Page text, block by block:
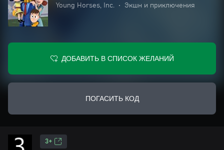
Young Horses, Inc. • Экшн и приключения
ДОБАВИТЬ В СПИСОК ЖЕЛАНИЙ
ПОГАСИТЬ КОД
3+